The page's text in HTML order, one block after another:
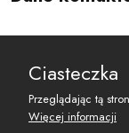
Ciasteczka
Przeglądając tą
Więcej informacji